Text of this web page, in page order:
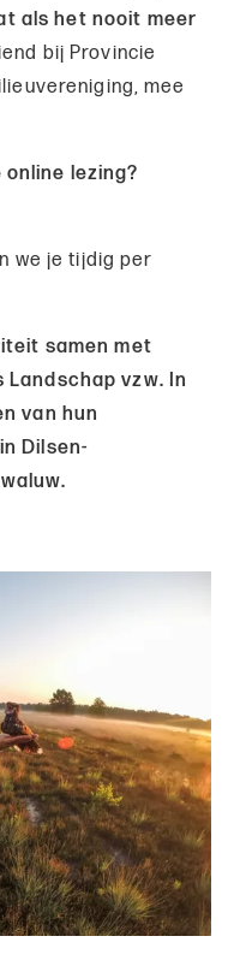
als het nooit meer
bij Provincie
mee
lezing?
we je tijdig per
samen met
vzw. In
van hun
Dilsen-